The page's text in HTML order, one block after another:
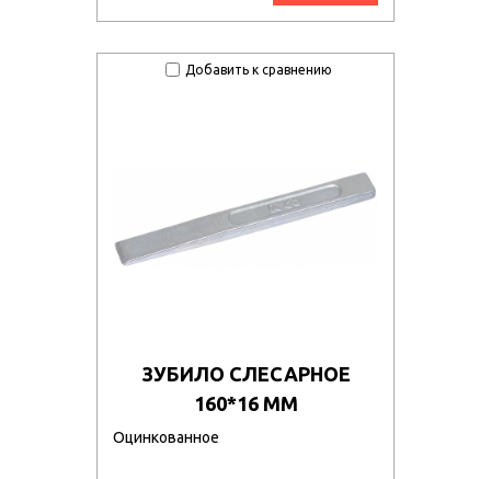
Добавить к сравнению
ЗУБИЛО СЛЕСАРНОЕ
160*16 ММ
Оцинкованное